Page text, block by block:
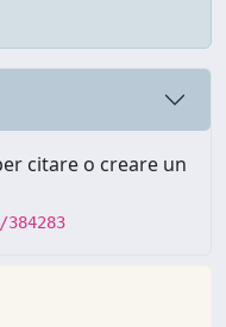
citare o creare un